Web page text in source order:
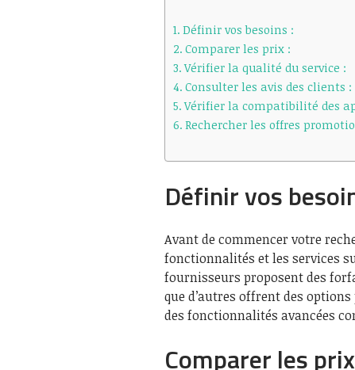
Définir vos besoins :
Comparer les prix :
Vérifier la qualité du service :
Consulter les avis des clients :
Vérifier la compatibilité des
Rechercher les offres
Définir vos
Avant de commencer votre
fonctionnalités et les services
fournisseurs proposent des
que d’autres offrent des
des fonctionnalités avancées
Comparer les